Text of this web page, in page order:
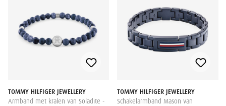
TOMMY HILFIGER JEWELLERY
Armband met kralen van Soladite -
TOMMY HILFIGER JEWELLERY
Schakelarmband Mason van